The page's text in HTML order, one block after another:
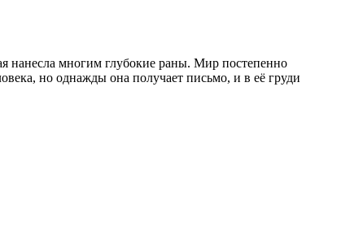
но однажды она получает письмо, и в её груди